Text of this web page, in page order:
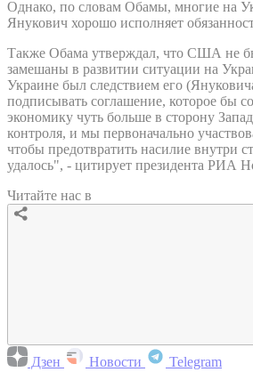
Однако, по словам Обамы, многие на
Янукович хорошо исполняет
Также Обама утверждал, что США не
замешаны в развитии ситуации на
Украине был следствием его
подписывать соглашение, которое бы
экономику чуть больше в сторону
контроля, и мы первоначально
чтобы предотвратить насилие внутри
удалось", - цитирует президента РИА
Читайте нас в
Дзен Новости Telegram